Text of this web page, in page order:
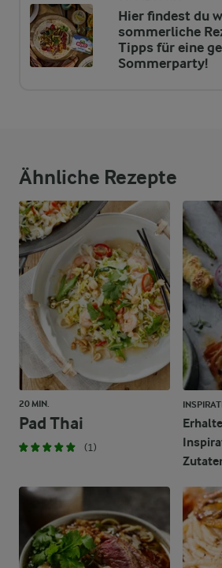
Ballaststoffe
2 g
Hier findest du
sommerliche
Tipps für eine
Sommerparty!
Ähnliche Rezepte
20 MIN.
Pad Thai
(1)